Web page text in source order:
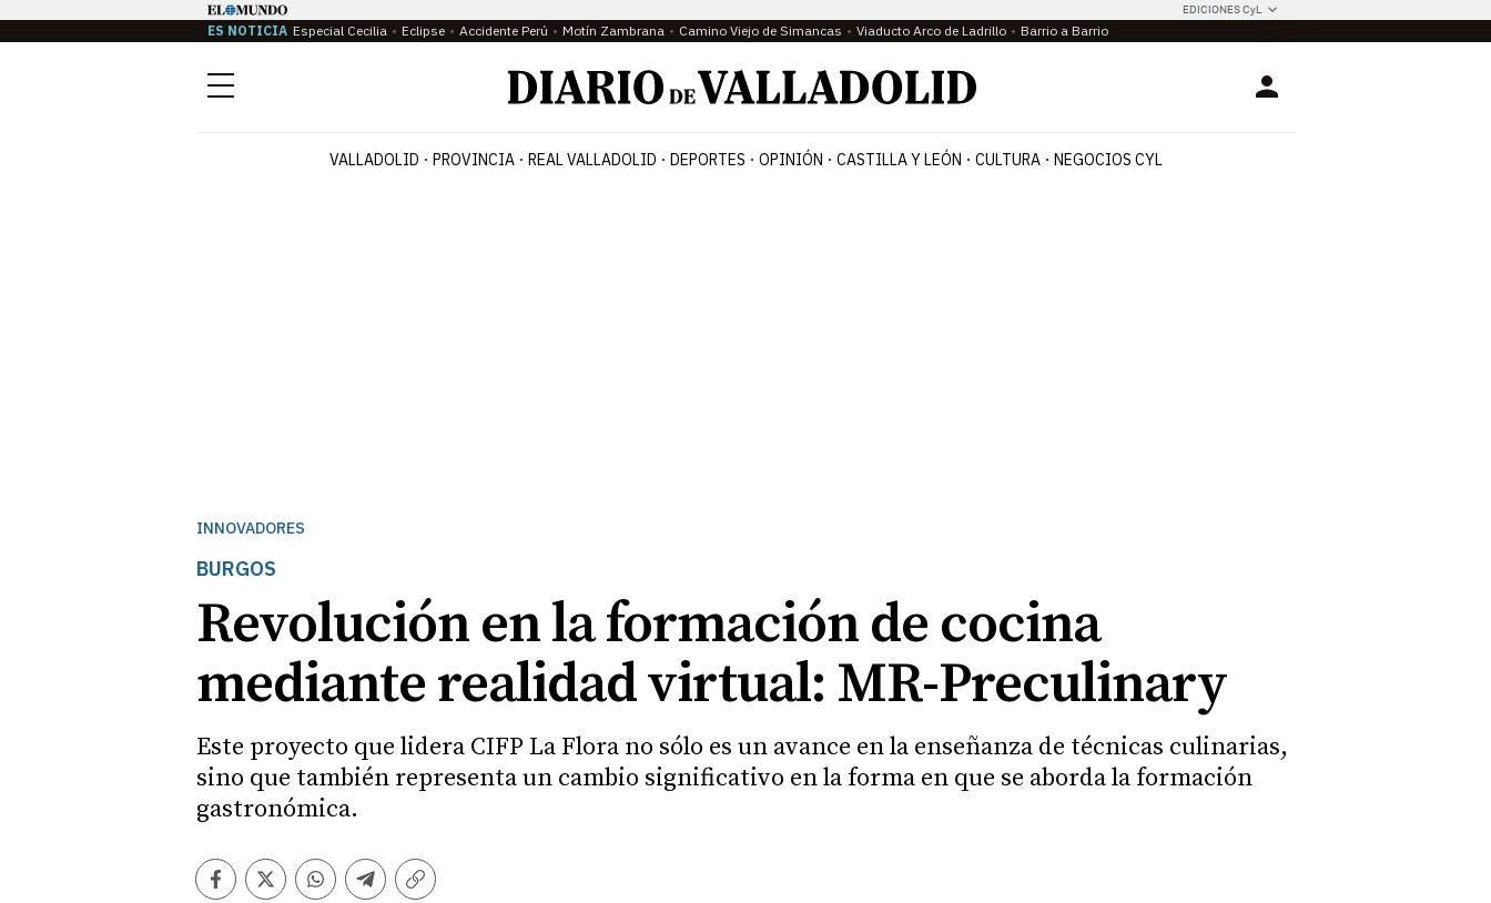
EDICIONES CyL
ES NOTICIA Especial Cecilia Eclipse Accidente Perú Motín Zambrana Camino Viejo de Simancas Viaducto Arco de Ladrillo Barrio a Barrio
Menú Login
VALLADOLID PROVINCIA REAL VALLADOLID DEPORTES OPINIÓN CASTILLA Y LEÓN CULTURA NEGOCIOS CYL
INNOVADORES
BURGOS
Revolución en la formación de cocina
mediante realidad virtual: MR-Preculinary
Este proyecto que lidera CIFP La Flora no sólo es un avance en la enseñanza de técnicas culinarias,
sino que también representa un cambio significativo en la forma en que se aborda la formación
gastronómica.
Facebook
TwitterWhatsapp
Telegram
Copiar